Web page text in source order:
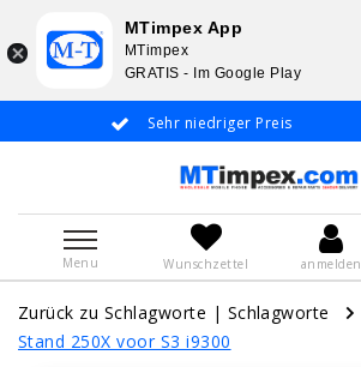
Sehr niedriger Preis
Menu Wunschzettel anmelden
Zurück zu Schlagworte | Schlagworte
Stand 250X voor S3 i9300
MTimpex App
MTimpex
GRATIS - Im Google Play